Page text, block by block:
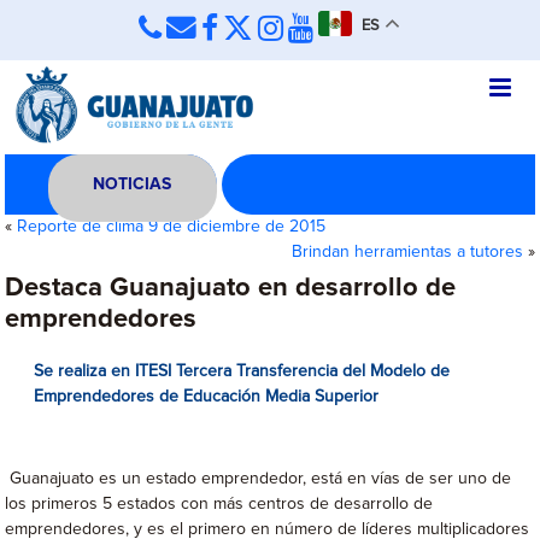
ES
NOTICIAS
« Reporte de clima 9 de diciembre de 2015
Brindan herramientas a tutores »
Destaca Guanajuato en desarrollo de
emprendedores
Se realiza en ITESI Tercera Transferencia del Modelo de
Emprendedores de Educación Media Superior
Guanajuato es un estado emprendedor, está en vías de ser uno de
los primeros 5 estados con más centros de desarrollo de
emprendedores, y es el primero en número de líderes multiplicadores